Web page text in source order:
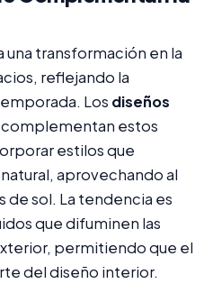
una transformación en la
reflejando la
Los diseños
estos
estilos que
aprovechando al
de sol. La tendencia es
que difuminen las
permitiendo que el
del diseño interior.